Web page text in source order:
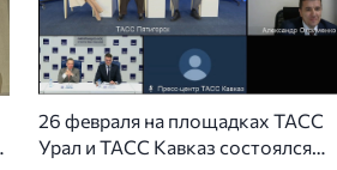
26 февраля на площадках ТАСС
Урал и ТАСС Кавказ состоялся